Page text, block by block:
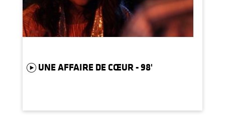
UNE AFFAIRE DE CŒUR - 98'